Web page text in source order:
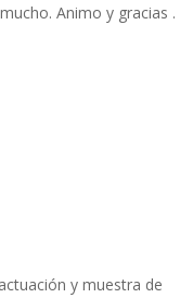
Animo y gracias .
y muestra de